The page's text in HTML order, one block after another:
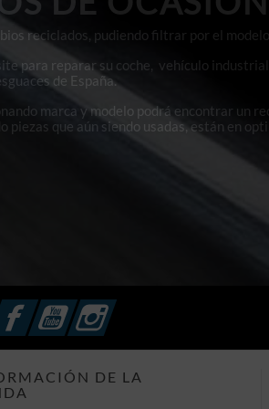
reciclados, pudiendo filtrar por el modelo
para reparar su coche, vehículo
de España.
marca y modelo podrá encontrar un
que aún siendo usadas, están en
FacebookYouTubeInstagram
DE LA